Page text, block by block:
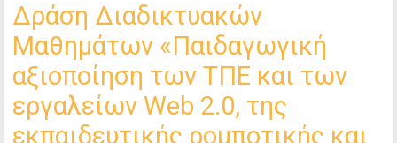
Δράση Διαδικτυακών
Μαθημάτων «Παιδαγωγική
αξιοποίηση των ΤΠΕ και των
εργαλείων Web 2.0, της
εκπαιδευτικής ρομποτικής και